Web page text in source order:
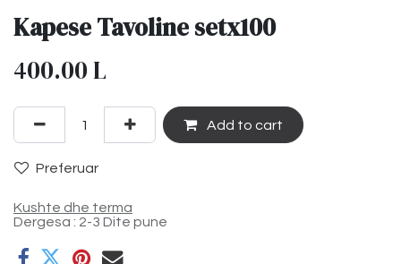
Kapese Tavoline setx100
400.00L
Add to cart
Preferuar
Kushte dhe terma
Dergesa : 2-3 Dite pune